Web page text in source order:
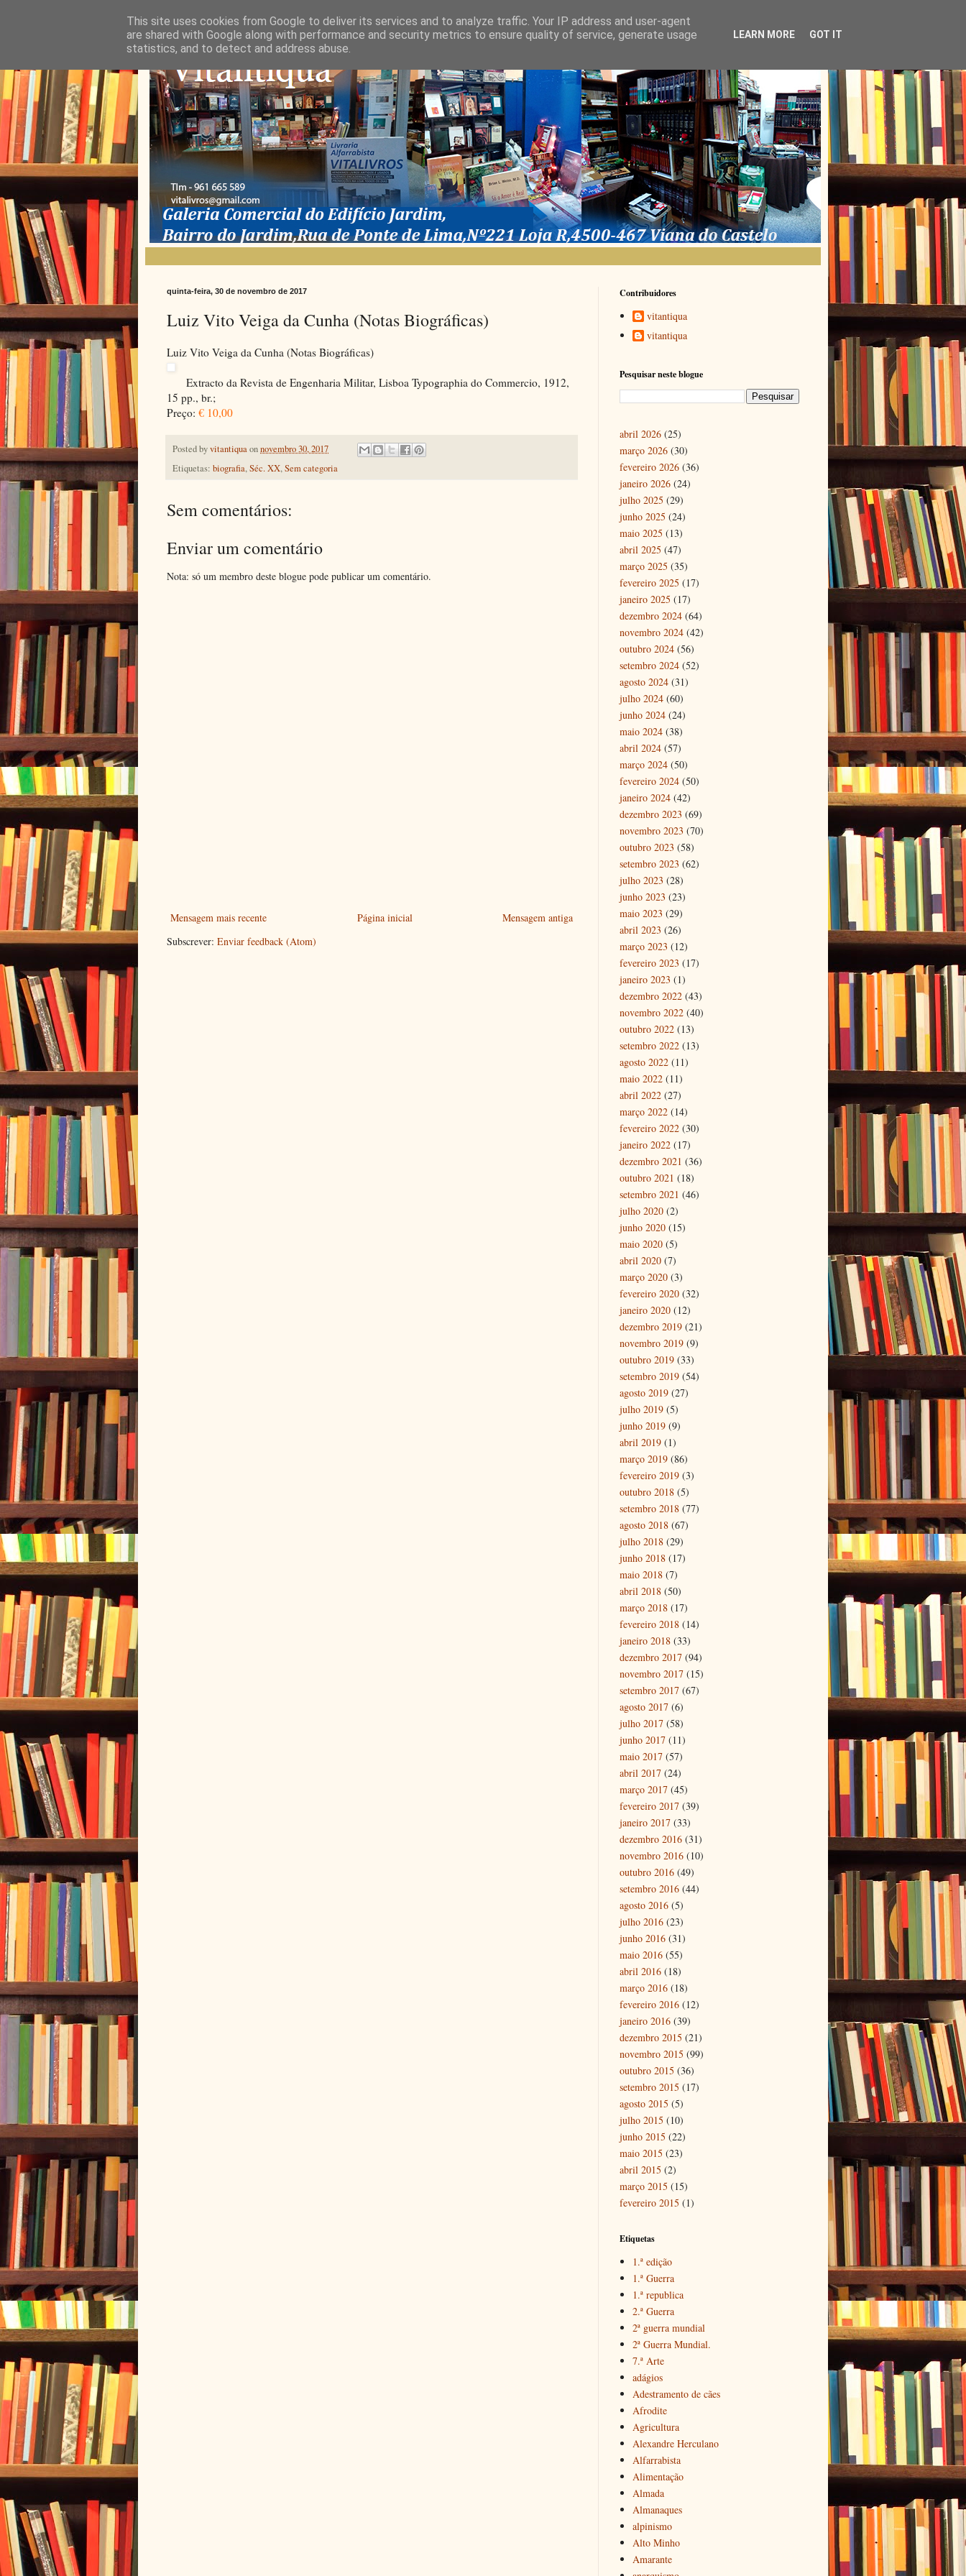
quinta-feira, 30 de novembro de 2017
Luiz Vito Veiga da Cunha (Notas Biográficas)
Luiz Vito Veiga da Cunha (Notas Biográficas)
Extracto da Revista de Engenharia Militar, Lisboa Typographia do Commercio, 1912,
15 pp., br.;
Preço: € 10,00
Posted byvitantiquaonnovembro 30, 2017
Etiquetas: biografia,Séc. XX,Sem categoria
Sem comentários:
Enviar um comentário
Nota: só um membro deste blogue pode publicar um comentário.
Mensagem mais recente Mensagem antiga
Página inicial
Subscrever: Enviar feedback (Atom)
Contribuidores
vitantiqua
vitantiqua
Pesquisar neste blogue
abril 2026 (25)
março 2026 (30)
fevereiro 2026 (36)
janeiro 2026 (24)
julho 2025 (29)
junho 2025 (24)
maio 2025 (13)
abril 2025 (47)
março 2025 (35)
fevereiro 2025 (17)
janeiro 2025 (17)
dezembro 2024 (64)
novembro 2024 (42)
outubro 2024 (56)
setembro 2024 (52)
agosto 2024 (31)
julho 2024 (60)
junho 2024 (24)
maio 2024 (38)
abril 2024 (57)
março 2024 (50)
fevereiro 2024 (50)
janeiro 2024 (42)
dezembro 2023 (69)
novembro 2023 (70)
outubro 2023 (58)
setembro 2023 (62)
julho 2023 (28)
junho 2023 (23)
maio 2023 (29)
abril 2023 (26)
março 2023 (12)
fevereiro 2023 (17)
janeiro 2023 (1)
dezembro 2022 (43)
novembro 2022 (40)
outubro 2022 (13)
setembro 2022 (13)
agosto 2022 (11)
maio 2022 (11)
abril 2022 (27)
março 2022 (14)
fevereiro 2022 (30)
janeiro 2022 (17)
dezembro 2021 (36)
outubro 2021 (18)
setembro 2021 (46)
julho 2020 (2)
junho 2020 (15)
maio 2020 (5)
abril 2020 (7)
março 2020 (3)
fevereiro 2020 (32)
janeiro 2020 (12)
dezembro 2019 (21)
novembro 2019 (9)
outubro 2019 (33)
setembro 2019 (54)
agosto 2019 (27)
julho 2019 (5)
junho 2019 (9)
abril 2019 (1)
março 2019 (86)
fevereiro 2019 (3)
outubro 2018 (5)
setembro 2018 (77)
agosto 2018 (67)
julho 2018 (29)
junho 2018 (17)
maio 2018 (7)
abril 2018 (50)
março 2018 (17)
fevereiro 2018 (14)
janeiro 2018 (33)
dezembro 2017 (94)
novembro 2017 (15)
setembro 2017 (67)
agosto 2017 (6)
julho 2017 (58)
junho 2017 (11)
maio 2017 (57)
abril 2017 (24)
março 2017 (45)
fevereiro 2017 (39)
janeiro 2017 (33)
dezembro 2016 (31)
novembro 2016 (10)
outubro 2016 (49)
setembro 2016 (44)
agosto 2016 (5)
julho 2016 (23)
junho 2016 (31)
maio 2016 (55)
abril 2016 (18)
março 2016 (18)
fevereiro 2016 (12)
janeiro 2016 (39)
dezembro 2015 (21)
novembro 2015 (99)
outubro 2015 (36)
setembro 2015 (17)
agosto 2015 (5)
julho 2015 (10)
junho 2015 (22)
maio 2015 (23)
abril 2015 (2)
março 2015 (15)
fevereiro 2015 (1)
Etiquetas
1.ª edição
1.ª Guerra
1.ª republica
2.ª Guerra
2ª guerra mundial
2ª Guerra Mundial.
7.ª Arte
adágios
Adestramento de cães
Afrodite
Agricultura
Alexandre Herculano
Alfarrabista
Alimentação
Almada
Almanaques
alpinismo
Alto Minho
Amarante
This site uses cookies from Google to deliver its services and to analyze traffic. Your IP address and user-agent
are shared with Google along with performance and security metrics to ensure quality of service, generate usage
statistics, and to detect and address abuse.
LEARN MORE GOT IT